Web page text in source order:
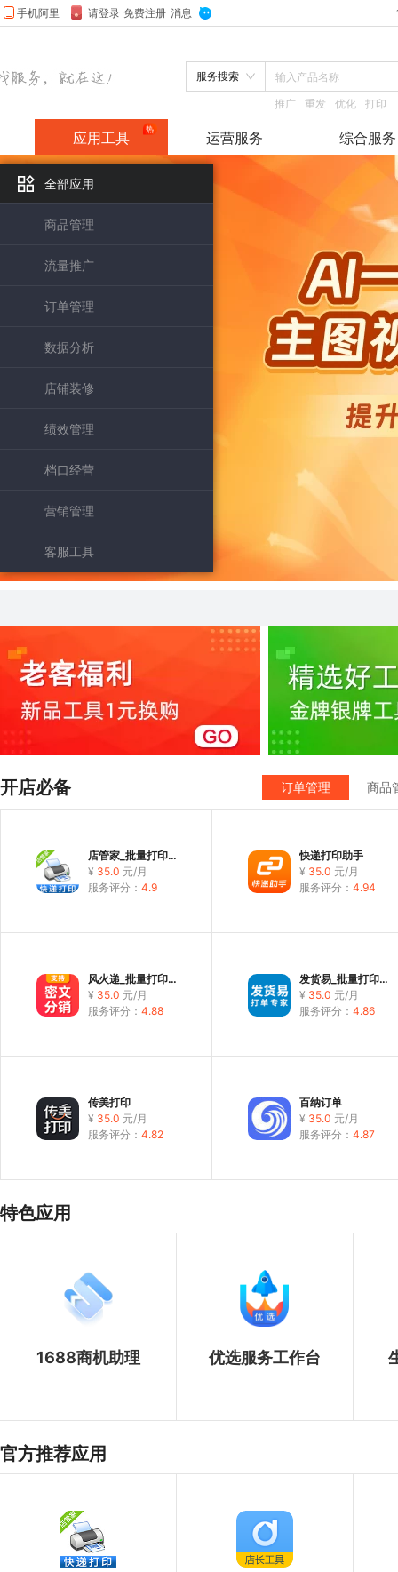
服务搜索
推广 重发 优化 打印
店招设计
抠图设计
尺寸修改
服饰模板
店铺装修
商品管理
应用工具 运营服务 综合服务
全部应用
商品管理
流量推广
订单管理
数据分析
店铺装修
绩效管理
档口经营
营销管理
客服工具
开店必备 订单管理 商品
店管家_批量打印发货
¥ 35.0 元/月
服务评分： 4.9
快递打印助手
¥ 35.0 元/月
服务评分： 4.94
风火递_批量打印发货
¥ 35.0 元/月
服务评分： 4.88
发货易_批量打印发货
¥ 35.0 元/月
服务评分： 4.86
传美打印
¥ 35.0 元/月
服务评分： 4.82
百纳订单
¥ 35.0 元/月
服务评分： 4.87
特色应用
1688商机助理 优选服务工作台
官方推荐应用